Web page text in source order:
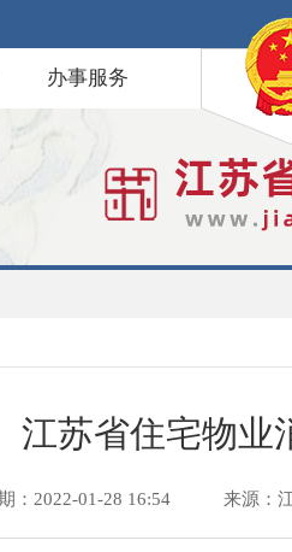
办事服务
江苏省住宅物业
：2022-01-28 16:54 来源：